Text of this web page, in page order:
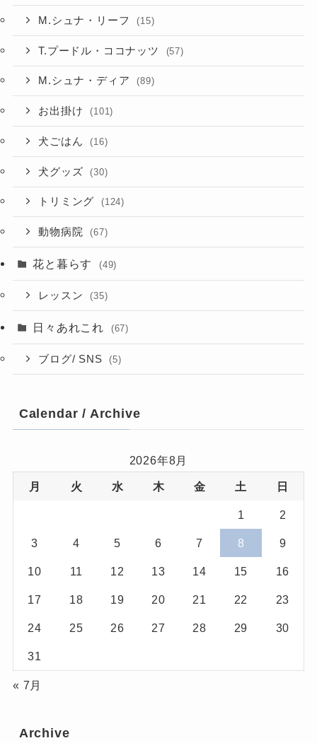
M.シュナ・リーフ (15)
T.プードル・ココナッツ (57)
M.シュナ・ディア (89)
お出掛け (101)
犬ごはん (16)
犬グッズ (30)
トリミング (124)
動物病院 (67)
花と暮らす (49)
レッスン (35)
日々あれこれ (67)
ブログ/ SNS (5)
Calendar / Archive
2026年8月
月 火 水 木 金 土 日
1 2
3 4 5 6 7 8 9
10 11 12 13 14 15 16
17 18 19 20 21 22 23
24 25 26 27 28 29 30
31
« 7月
Archive